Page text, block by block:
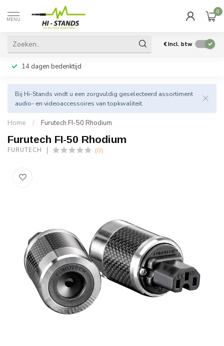
MENU
0
€Incl. btw
14 dagen bedenktijd
Bij Hi-Stands vindt u een zorgvuldig geselecteerd assortiment
audio- en videoaccessoires van topkwaliteit.
Home / Furutech FI-50 Rhodium
Furutech FI-50 Rhodium
FURUTECH (0)